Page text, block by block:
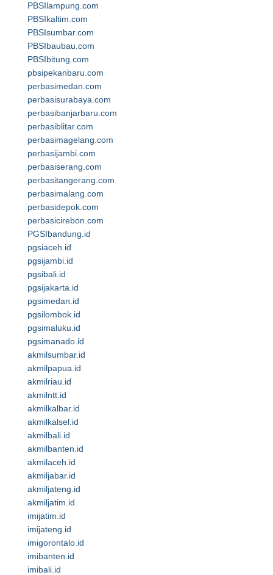
PBSIlampung.com
PBSIkaltim.com
PBSIsumbar.com
PBSIbaubau.com
PBSIbitung.com
pbsipekanbaru.com
perbasimedan.com
perbasisurabaya.com
perbasibanjarbaru.com
perbasiblitar.com
perbasimagelang.com
perbasijambi.com
perbasiserang.com
perbasitangerang.com
perbasimalang.com
perbasidepok.com
perbasicirebon.com
PGSIbandung.id
pgsiaceh.id
pgsijambi.id
pgsibali.id
pgsijakarta.id
pgsimedan.id
pgsilombok.id
pgsimaluku.id
pgsimanado.id
akmilsumbar.id
akmilpapua.id
akmilriau.id
akmilntt.id
akmilkalbar.id
akmilkalsel.id
akmilbali.id
akmilbanten.id
akmilaceh.id
akmiljabar.id
akmiljateng.id
akmiljatim.id
imijatim.id
imijateng.id
imigorontalo.id
imibanten.id
imibali.id